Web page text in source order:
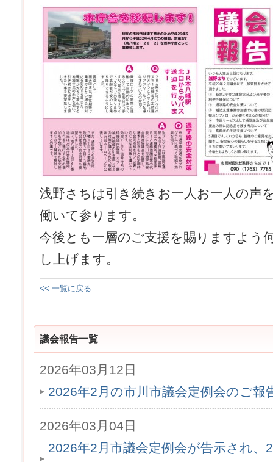
浅野さちは引き続きお一人お一人の声
働いて参ります。
今後とも一層のご支援を賜りますよう
し上げます。
<< 一覧に戻る
議会報告一覧
2026年03月12日
2026年2月の市川市議会定例会のご報
2026年03月04日
2026年2月市議会定例会が告示され、